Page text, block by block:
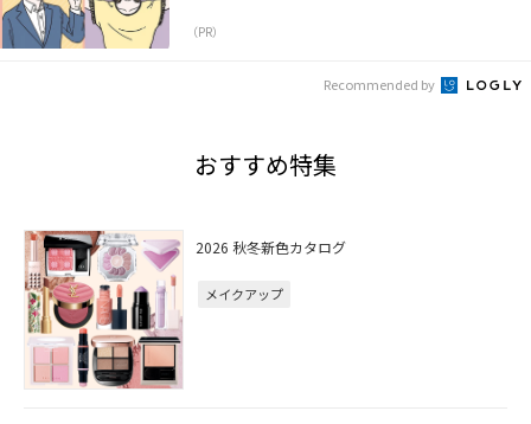
（PR）
Recommended by
おすすめ特集
2026 秋冬新色カタログ
メイクアップ